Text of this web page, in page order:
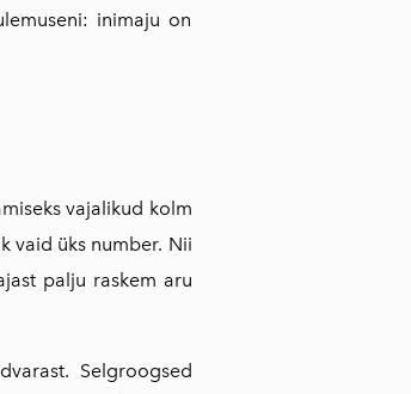
inimaju on
vajalikud kolm
vaid üks number. Nii
palju raskem aru
Selgroogsed